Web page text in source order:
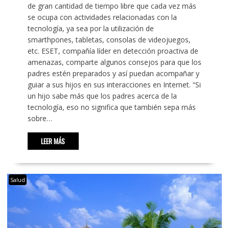
de gran cantidad de tiempo libre que cada vez más
se ocupa con actividades relacionadas con la
tecnología, ya sea por la utilización de
smarthpones, tabletas, consolas de videojuegos,
etc. ESET, compañía líder en detección proactiva de
amenazas, comparte algunos consejos para que los
padres estén preparados y así puedan acompañar y
guiar a sus hijos en sus interacciones en Internet. “Si
un hijo sabe más que los padres acerca de la
tecnología, eso no significa que también sepa más
sobre…
LEER MÁS
Salud